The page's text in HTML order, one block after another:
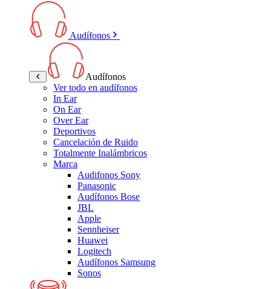
Audífonos
Audífonos
Ver todo en audífonos
In Ear
On Ear
Over Ear
Deportivos
Cancelación de Ruido
Totalmente Inalámbricos
Marca
Audifonos Sony
Panasonic
Audífonos Bose
JBL
Apple
Sennheiser
Huawei
Logitech
Audífonos Samsung
Sonos